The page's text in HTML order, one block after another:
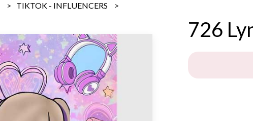
TIKTOK - INFLUENCERS
726